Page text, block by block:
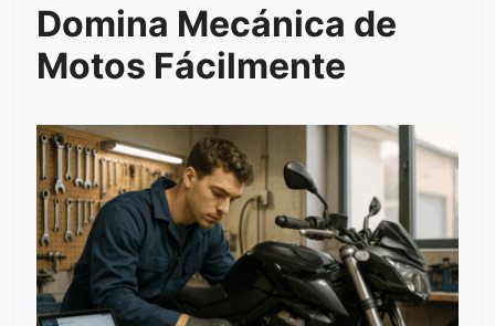
Domina Mecánica de
Motos Fácilmente